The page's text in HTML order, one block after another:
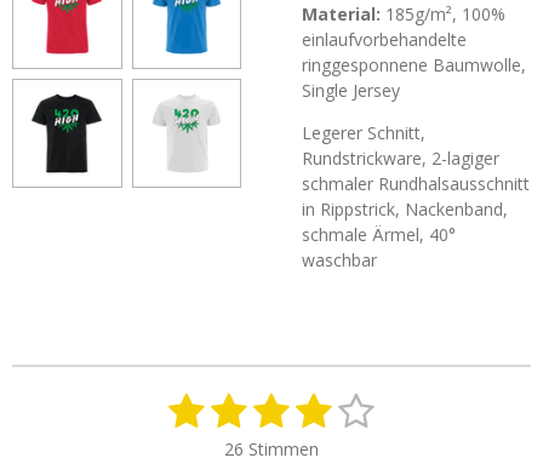
Material: 185g/m², 100%
einlaufvorbehandelte
ringgesponnene Baumwolle,
Single Jersey
Legerer Schnitt,
Rundstrickware, 2-lagiger
schmaler Rundhalsausschnitt
in Rippstrick, Nackenband,
schmale Ärmel, 40°
waschbar
1 2 3 4 5
26 Stimmen